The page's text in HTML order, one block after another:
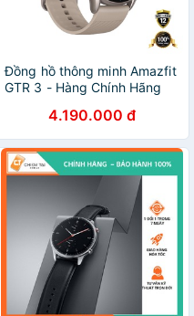
Đồng hồ thông minh Amazfit
GTR 3 - Hàng Chính Hãng
4.190.000 đ